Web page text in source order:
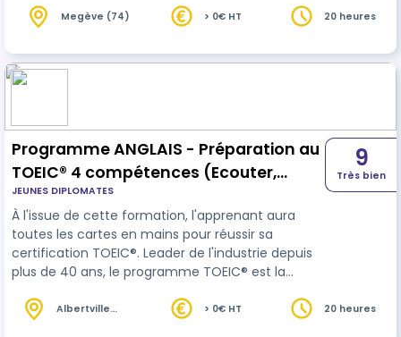
Megève (74) > 0€ HT 20 heures
Programme ANGLAIS - Préparation au
TOEIC® 4 compétences (Ecouter,
Parler, Lire et Ecrire)
JEUNES DIPLOMATES
À l'issue de cette formation, l'apprenant aura
toutes les cartes en mains pour réussir sa
certification TOEIC®. Leader de l'industrie depuis
plus de 40 ans, le programme TOEIC® est la
compétences en langue anglaise utilisée dans
9
Très bien
Albertville
> 0€ HT 20 heures